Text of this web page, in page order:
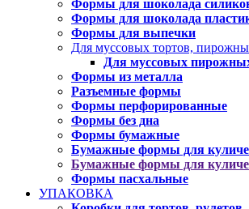
Формы для шоколада
Формы для шоколада
Формы для выпечки
Для муссовых тортов,
Для муссовых
Формы из металла
Разъемные формы
Формы перфорированные
Формы без дна
Формы бумажные
Бумажные формы для
Бумажные формы для
Формы пасхальные
УПАКОВКА